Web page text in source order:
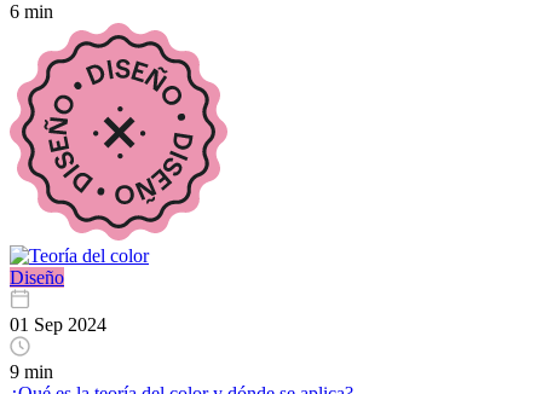
6 min
Diseño
01 Sep 2024
9 min